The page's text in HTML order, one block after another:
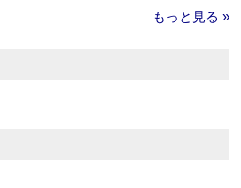
もっと見る »